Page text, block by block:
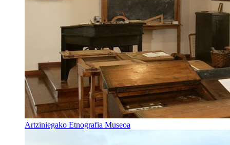
Artziniegako Etnografia Museoa